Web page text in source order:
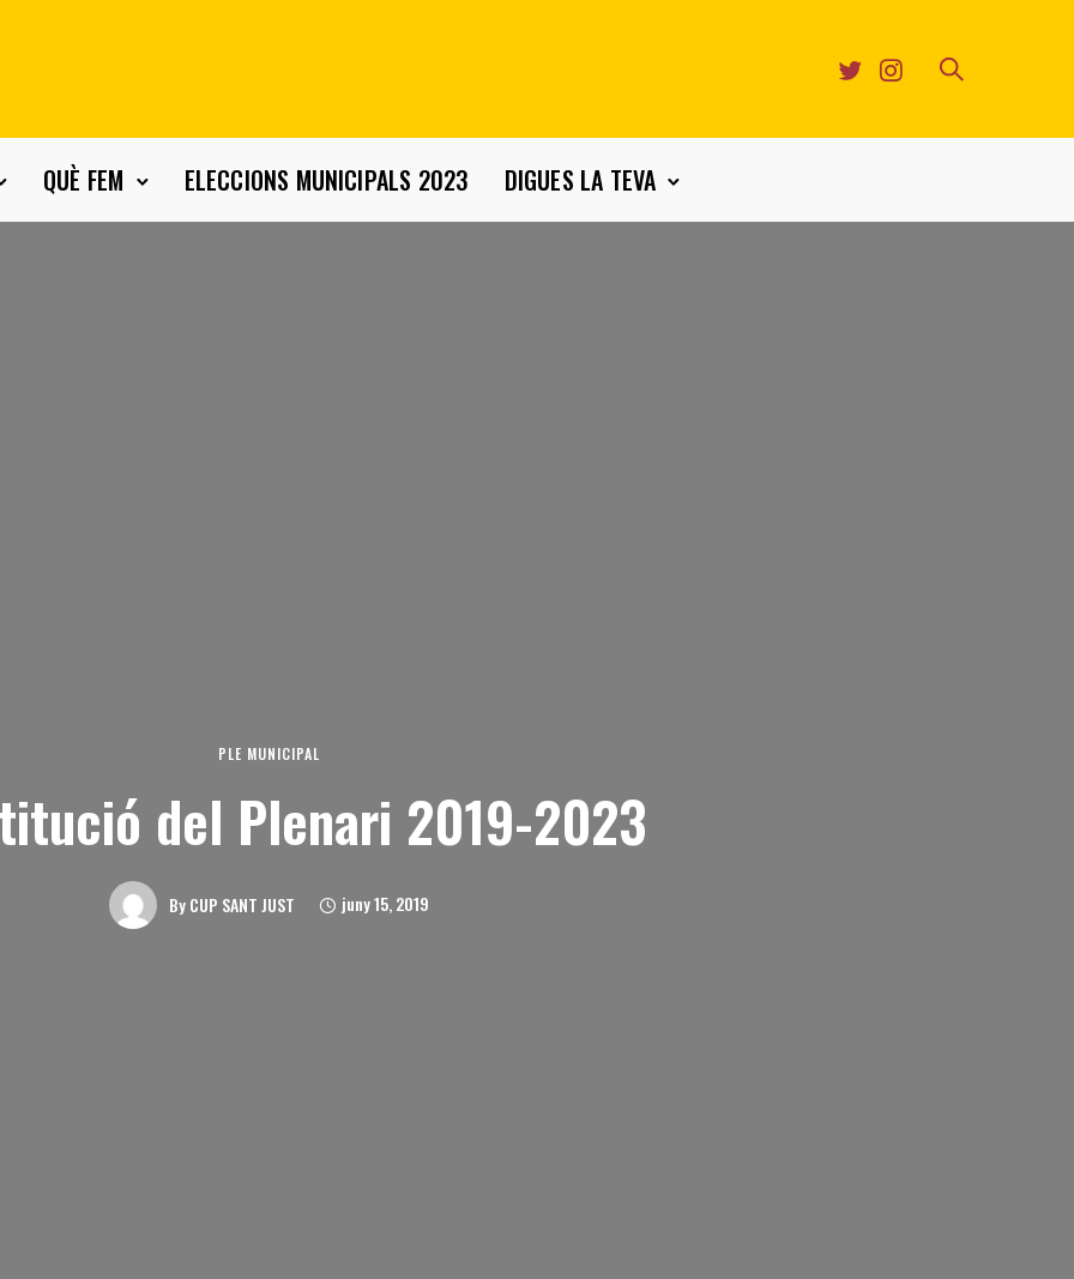
QUÈ FEM ELECCIONS MUNICIPALS 2023 DIGUES LA TEVA
PLE MUNICIPAL
del Plenari 2019-2023
ByCUP SANT JUST juny 15, 2019